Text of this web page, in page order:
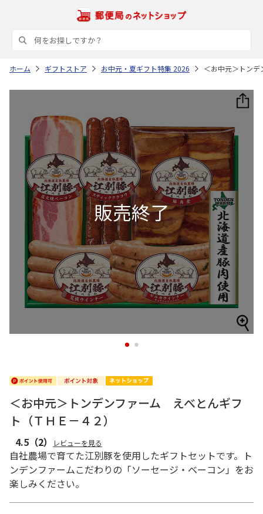
ホーム ギフトストア お中元・夏ギフト特集 2026 ＜お中元＞トン
1 2
＜お中元＞トンデンファーム えべとんギフ
ト（ＴＨＥ－４２）
4.5 （2） レビューを見る
自社農場で育てた江別豚を使用したギフトセットです。ト
ンデンファームこだわりの「ソーセージ・ベーコン」をお
楽しみください。